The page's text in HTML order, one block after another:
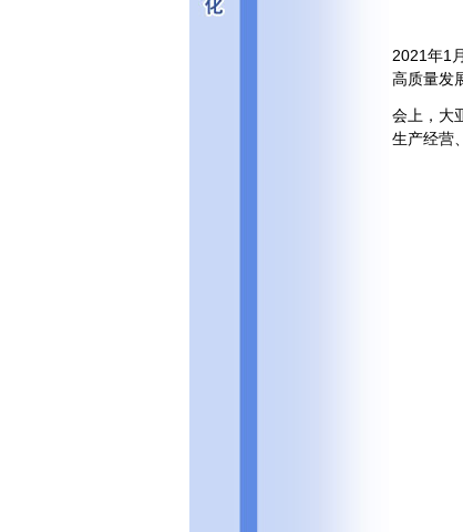
2021年1
高质量发
会上，大
生产经营